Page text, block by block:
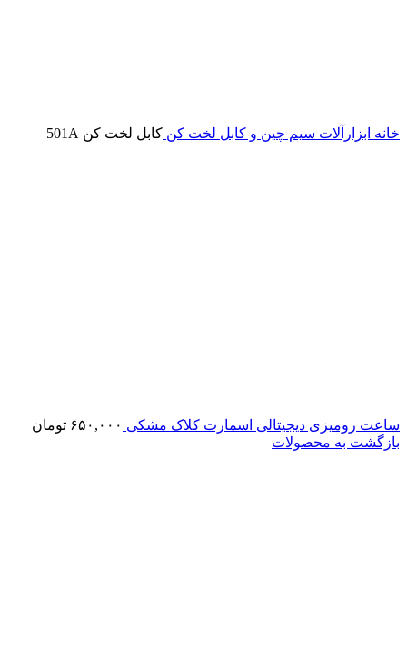
خانه ابزارآلات سیم چین و کابل لخت کن کابل لخت کن 501A
ساعت رومیزی دیجیتالی اسمارت کلاک مشکی ۶۵۰,۰۰۰ تومان
بازگشت به محصولات